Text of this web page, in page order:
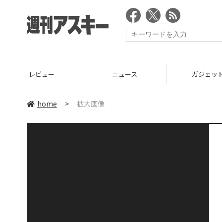
レビュー ニュース ガジェッ
home > 拡大画像